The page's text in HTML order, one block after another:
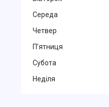
Середа
Четвер
Пʼятниця
Субота
Неділя